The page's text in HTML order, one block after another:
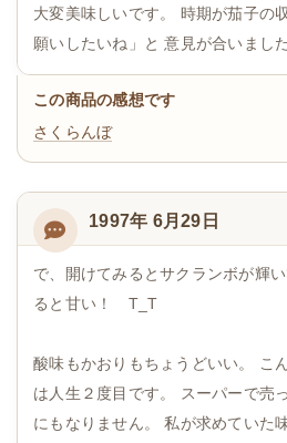
大変美味しいです。 時期が茄子の
願いしたいね」と 意見が合いまし
この商品の感想です
さくらんぼ
1997年 6月29日
で、開けてみるとサクランボが輝
ると甘い！ T_T
酸味もかおりもちょうどいい。 こ
は人生２度目です。 スーパーで売
にもなりません。 私が求めていた